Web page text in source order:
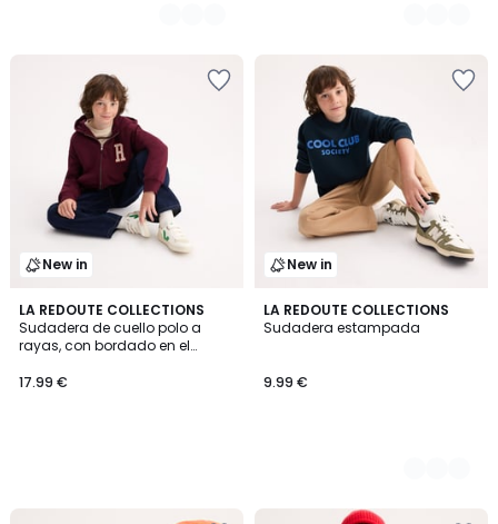
New in
LA REDOUTE COLLECTIONS
Sudadera de cuello polo a
rayas, con bordado en el
17.99 €
New in
LA REDOUTE COLLECTIONS
Sudadera estampada
9.99 €
3
Colores